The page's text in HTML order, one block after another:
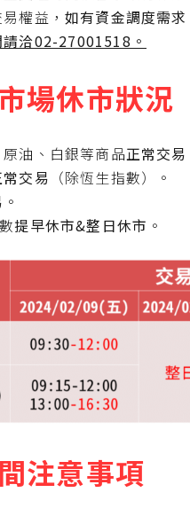
權益， 如有資金調度需
洽02-27001518。
場休市狀況
油、白銀等商品正常交易
交易 （除恆生指數）。
。
提早休市&整日休市 。
注意事項